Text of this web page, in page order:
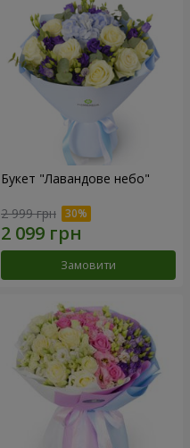
Букет "Лавандове небо"
2 999 грн
Замовити